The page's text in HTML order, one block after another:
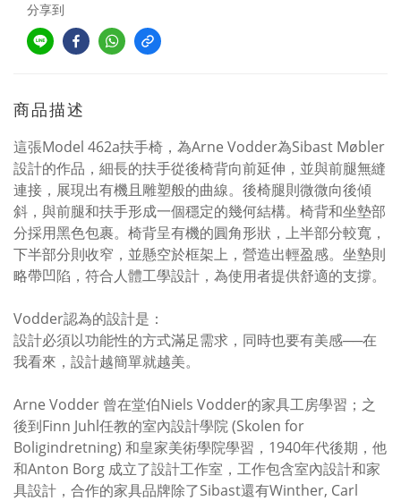
分享到
商品描述
這張Model 462a扶手椅，為Arne Vodder為Sibast Møbler
設計的作品，細長的扶手從後椅背向前延伸，並與前腿無縫
連接，展現出有機且雕塑般的曲線。後椅腿則微微向後傾
斜，與前腿和扶手形成一個穩定的幾何結構。椅背和坐墊部
分採用黑色包裹。椅背呈有機的圓角形狀，上半部分較寬，
下半部分則收窄，並懸空於框架上，營造出輕盈感。坐墊則
略帶凹陷，符合人體工學設計，為使用者提供舒適的支撐。
Vodder認為的設計是：
設計必須以功能性的方式滿足需求，同時也要有美感──在
我看來，設計越簡單就越美。
Arne Vodder 曾在堂伯Niels Vodder的家具工房學習；之
後到Finn Juhl任教的室內設計學院 (Skolen for
Boligindretning) 和皇家美術學院學習，1940年代後期，他
和Anton Borg 成立了設計工作室，工作包含室內設計和家
具設計，合作的家具品牌除了Sibast還有Winther, Carl